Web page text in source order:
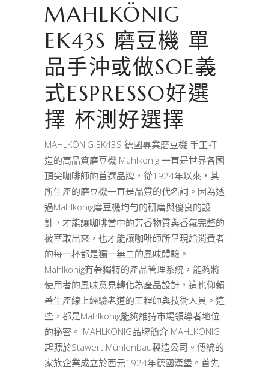
MAHLKÖNIG
EK43S 磨豆機 單
品手沖或做SOE義
式ESPRESSO好選
擇 杯測好選擇
MAHLKÖNIG EK43S 德國專業磨豆機 手工打
造的高品質磨豆機 Mahlkonig 一直是世界各國
頂尖咖啡師的首選品牌，從1924年以來，其
所生產的磨豆機一直是品質的代名詞。因為透
過Mahlkonig磨豆機均勻的研磨與優良的設
計，才能讓咖啡當中的芳香物質與香氣完整的
被萃取出來，也才能讓咖啡師所呈現給消費者
的每一杯都是獨一無二的風味體驗。
Mahlkonig有著獨特的產品管理系統，能夠將
使用者的風味意見轉化為產品設計，這也仰賴
著生產線上經驗老道的工程師與技術人員。這
些，都是Mahlkonig能夠維持市場領導者地位
的秘密。 MAHLKÖNIG品牌簡介 MAHLKÖNIG
起源於Stawert Mühlenbau製造公司。傳統的
家族企業成立於西元1924年德國漢堡。首先